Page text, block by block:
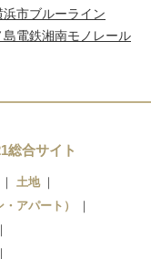
浜市ブルーライン
島電鉄湘南モノレール
総合サイト
土地
アパート）